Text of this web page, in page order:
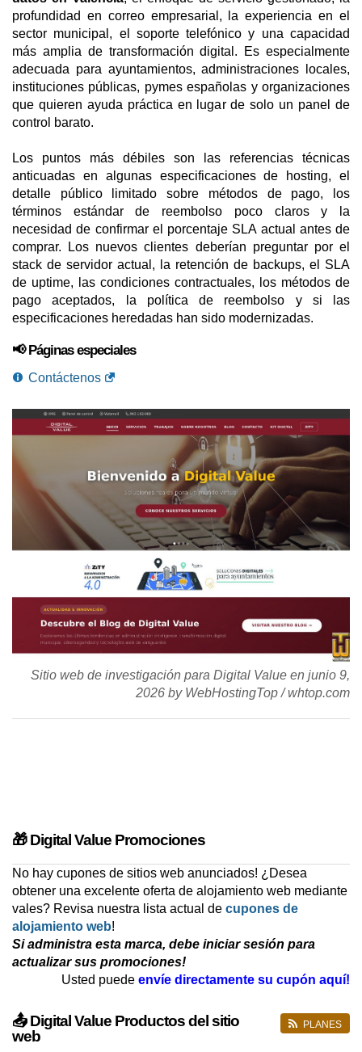
profundidad en correo empresarial, la experiencia en el
sector municipal, el soporte telefónico y una capacidad
más amplia de transformación digital. Es especialmente
adecuada para ayuntamientos, administraciones locales,
instituciones públicas, pymes españolas y organizaciones
que quieren ayuda práctica en lugar de solo un panel de
control barato.
Los puntos más débiles son las referencias técnicas
anticuadas en algunas especificaciones de hosting, el
detalle público limitado sobre métodos de pago, los
términos estándar de reembolso poco claros y la
necesidad de confirmar el porcentaje SLA actual antes de
comprar. Los nuevos clientes deberían preguntar por el
stack de servidor actual, la retención de backups, el SLA
de uptime, las condiciones contractuales, los métodos de
pago aceptados, la política de reembolso y si las
especificaciones heredadas han sido modernizadas.
📢 Páginas especiales
Contáctenos
Sitio web de investigación para Digital Value en junio 9,
2026 by WebHostingTop/whtop.com
🎁 Digital Value Promociones
No hay cupones de sitios web anunciados! ¿Desea
obtener una excelente oferta de alojamiento web mediante
vales? Revisa nuestra lista actual de cupones de
alojamiento web!
Si administra esta marca, debe iniciar sesión para
actualizar sus promociones!
Usted puede envíe directamente su cupón aquí!
PLANES
📤 Digital Value Productos del sitio
web